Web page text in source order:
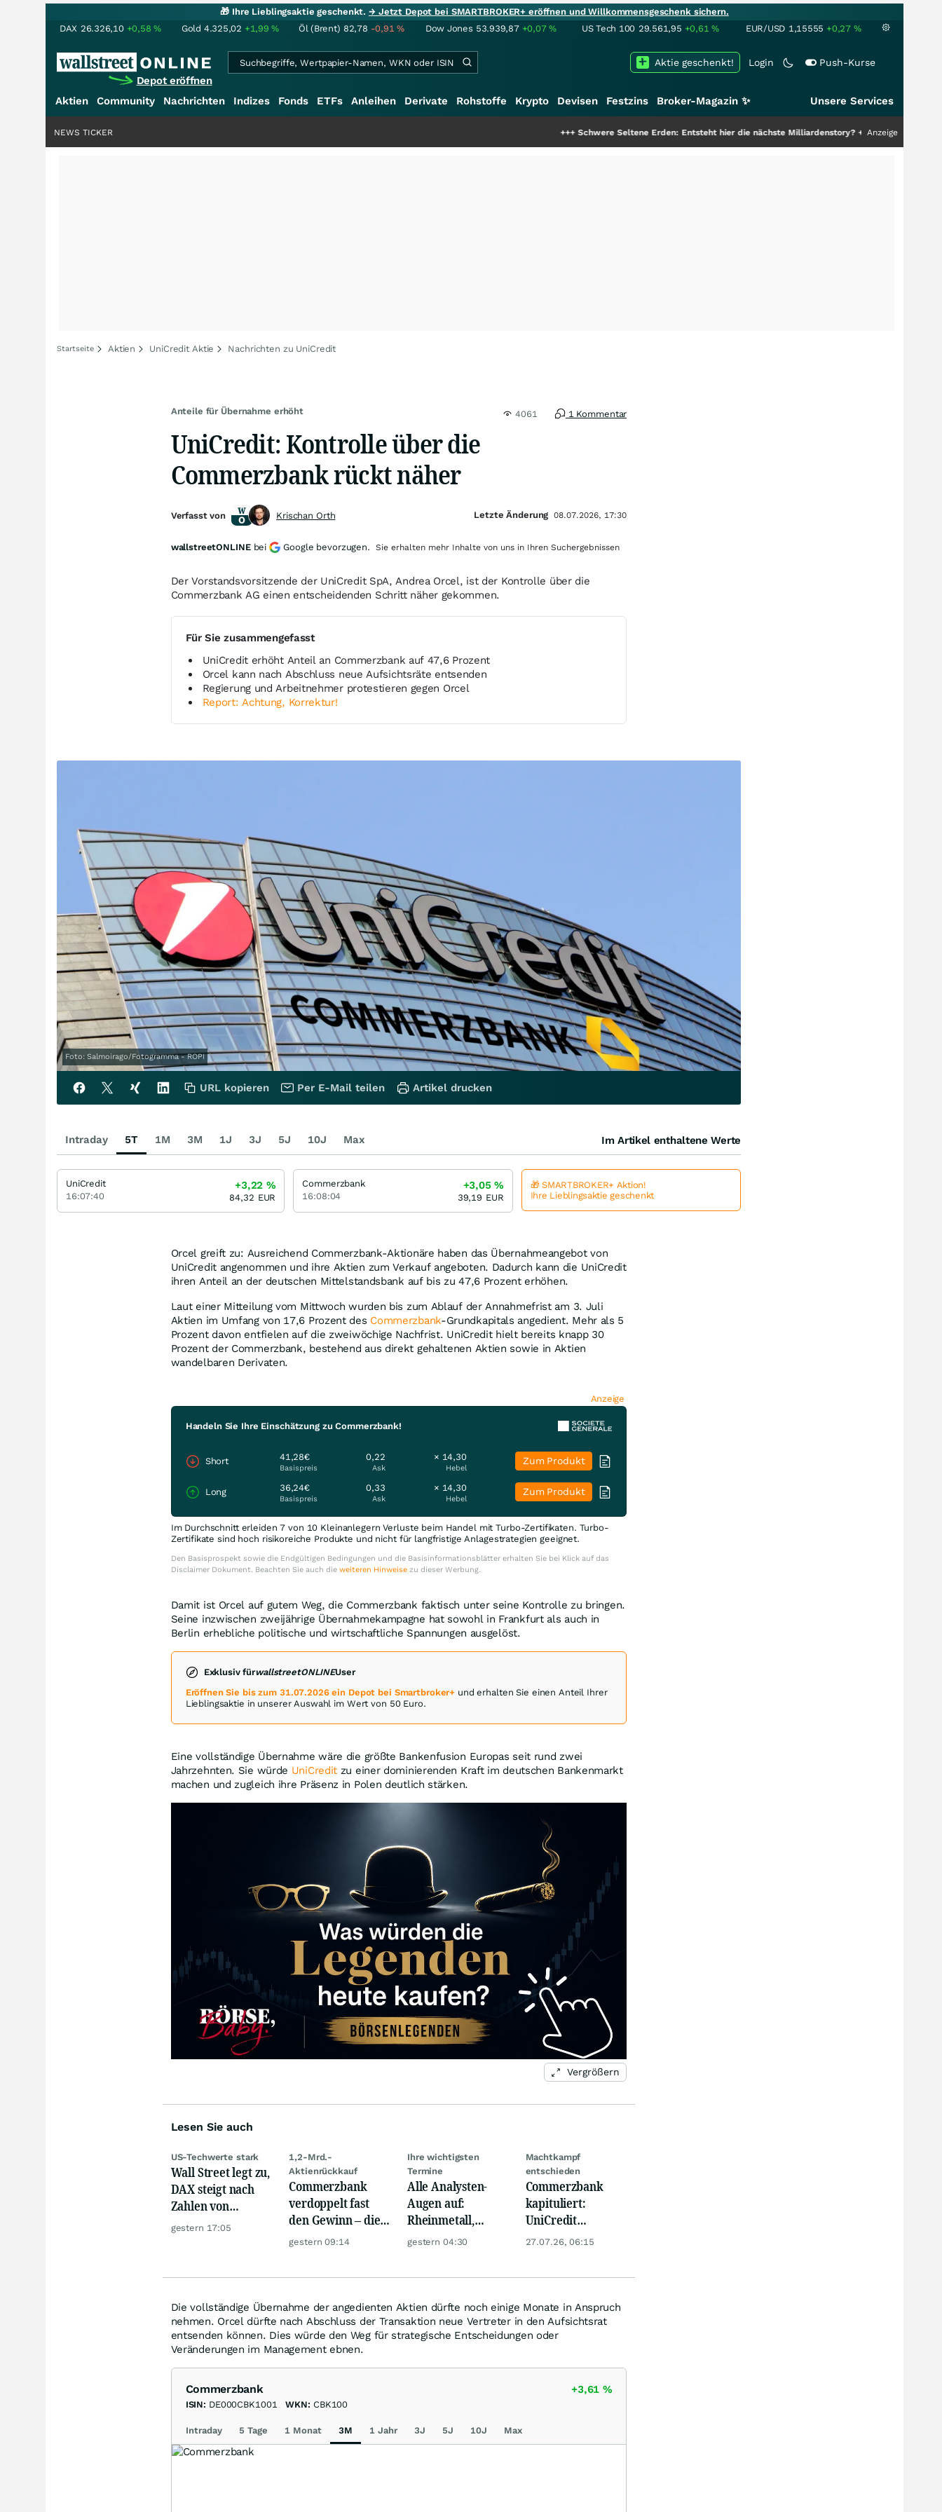
🎁 Ihre Lieblingsaktie geschenkt.→ Jetzt Depot bei SMARTBROKER+ eröffnen und Willkommensgeschenk sichern.
DAX 26.326,10 +0,58% Gold 4.325,02 +1,99% Öl (Brent) 82,78 -0,91% Dow Jones 53.939,87 +0,07% US Tech 100 29.561,95 +0,61% EUR/USD 1,15555 +0,27 %
Depot eröffnen
Login Push-Kurse
Aktie geschenkt!
Aktien Community Nachrichten Indizes Fonds ETFs Anleihen Derivate Rohstoffe Krypto Devisen Festzins Broker-Magazin ✨ Unsere Services
Schwere Seltene Erden: Entsteht hier die nächste Milliardenstory?+++ Anzeige
NEWS TICKER
Startseite Aktien UniCredit Aktie Nachrichten zu UniCredit
Anteile für Übernahme erhöht 4061 1 Kommentar
UniCredit: Kontrolle über die
Commerzbank rückt näher
Der Vorstandsvorsitzende der UniCredit SpA, Andrea Orcel, ist der Kontrolle über die
Commerzbank AG einen entscheidenden Schritt näher gekommen.
Für Sie zusammengefasst
UniCredit erhöht Anteil an Commerzbank auf 47,6 Prozent
Orcel kann nach Abschluss neue Aufsichtsräte entsenden
Regierung und Arbeitnehmer protestieren gegen Orcel
Report: Achtung, Korrektur!
Foto: Salmoirago/Fotogramma - ROPI
Orcel greift zu: Ausreichend Commerzbank-Aktionäre haben das Übernahmeangebot von
UniCredit angenommen und ihre Aktien zum Verkauf angeboten. Dadurch kann die UniCredit
ihren Anteil an der deutschen Mittelstandsbank auf bis zu 47,6 Prozent erhöhen.
Laut einer Mitteilung vom Mittwoch wurden bis zum Ablauf der Annahmefrist am 3. Juli
Aktien im Umfang von 17,6 Prozent des Commerzbank-Grundkapitals angedient. Mehr als 5
Prozent davon entfielen auf die zweiwöchige Nachfrist. UniCredit hielt bereits knapp 30
Prozent der Commerzbank, bestehend aus direkt gehaltenen Aktien sowie in Aktien
wandelbaren Derivaten.
Anzeige
Handeln Sie Ihre Einschätzung zu Commerzbank!
Short 41,28€
Basispreis
0,22
Ask
× 14,30
Hebel
Zum Produkt
Long 36,24€
Basispreis
0,33
Ask
× 14,30
Hebel
Zum Produkt
Im Durchschnitt erleiden 7 von 10 Kleinanlegern Verluste beim Handel mit Turbo-Zertifikaten. Turbo-
Zertifikate sind hoch risikoreiche Produkte und nicht für langfristige Anlagestrategien geeignet.
Den Basisprospekt sowie die Endgültigen Bedingungen und die Basisinformationsblätter erhalten Sie bei Klick auf das
Disclaimer Dokument. Beachten Sie auch die weiteren Hinweisezu dieser Werbung.
Damit ist Orcel auf gutem Weg, die Commerzbank faktisch unter seine Kontrolle zu bringen.
Seine inzwischen zweijährige Übernahmekampagne hat sowohl in Frankfurt als auch in
Berlin erhebliche politische und wirtschaftliche Spannungen ausgelöst.
Exklusiv fürwallstreetONLINEUser
Eröffnen Sie bis zum 31.07.2026 ein Depot bei Smartbroker+ und erhalten Sie einen Anteil Ihrer
Lieblingsaktie in unserer Auswahl im Wert von 50 Euro.
Eine vollständige Übernahme wäre die größte Bankenfusion Europas seit rund zwei
Jahrzehnten. Sie würde UniCredit zu einer dominierenden Kraft im deutschen Bankenmarkt
machen und zugleich ihre Präsenz in Polen deutlich stärken.
Vergrößern
Lesen Sie auch
US-Techwerte stark
Wall Street legt zu,
DAX steigt nach
Zahlen von
Telekom, Henkel
gestern 17:05
1,2-Mrd.-
Aktienrückkauf
Commerzbank
verdoppelt fast
den Gewinn – die
Aktie schwankt
gestern 09:14
Ihre wichtigsten
Termine
Alle Analysten-
Augen auf:
Rheinmetall,
Deutsche Telekom,
gestern 04:30
Machtkampf
entschieden
Commerzbank
kapituliert:
UniCredit
übernimmt wohl
27.07.26, 06:15
Die vollständige Übernahme der angedienten Aktien dürfte noch einige Monate in Anspruch
nehmen. Orcel dürfte nach Abschluss der Transaktion neue Vertreter in den Aufsichtsrat
entsenden können. Dies würde den Weg für strategische Entscheidungen oder
Veränderungen im Management ebnen.
Commerzbank +3,61 %
ISIN: DE000CBK1001 WKN: CBK100
Intraday 5 Tage 1 Monat 3M 1 Jahr 3J 5J 10J Max
Verfasst von Krischan Orth Letzte Änderung 08.07.2026, 17:30
wallstreetONLINE bei Google bevorzugen. Sie erhalten mehr Inhalte von uns in Ihren Suchergebnissen
URL kopieren Per E-Mail teilen Artikel drucken
Intraday 5T 1M 3M 1J 3J 5J 10J Max Im Artikel enthaltene Werte
UniCredit
16:07:40
+3,22 %
84,32 EUR
Commerzbank
16:08:04
+3,05 %
39,19 EUR
🎁 SMARTBROKER+ Aktion!
Ihre Lieblingsaktie geschenkt